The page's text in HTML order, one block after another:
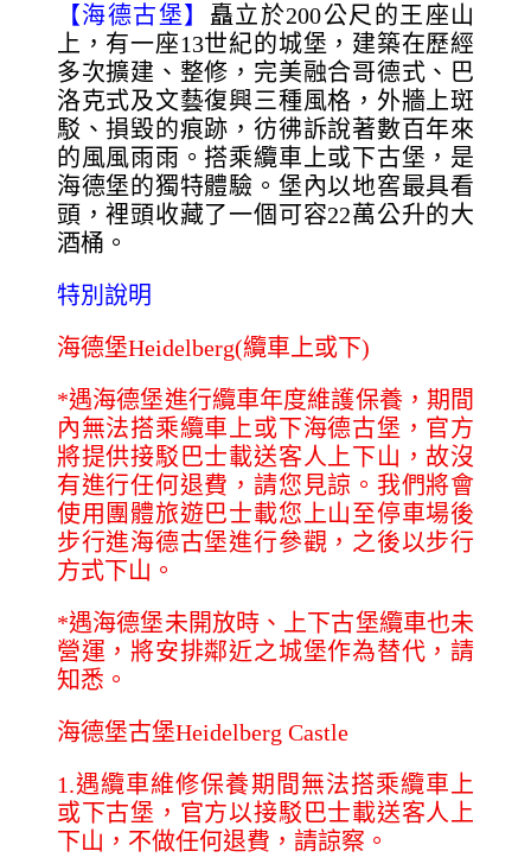
【海德古堡】 矗立於200公尺的王座山
上，有一座13世紀的城堡，建築在歷經
多次擴建、整修，完美融合哥德式、巴
洛克式及文藝復興三種風格，外牆上斑
駁、損毀的痕跡，彷彿訴說著數百年來
的風風雨雨。搭乘纜車上或下古堡，是
海德堡的獨特體驗。堡內以地窖最具看
頭，裡頭收藏了一個可容22萬公升的大
酒桶。
特別說明
海德堡Heidelberg(纜車上或下)
*遇海德堡進行纜車年度維護保養，期間
內無法搭乘纜車上或下海德古堡，官方
將提供接駁巴士載送客人上下山，故沒
有進行任何退費，請您見諒。我們將會
使用團體旅遊巴士載您上山至停車場後
步行進海德古堡進行參觀，之後以步行
方式下山。
*遇海德堡未開放時、上下古堡纜車也未
營運，將安排鄰近之城堡作為替代，請
知悉。
海德堡古堡Heidelberg Castle
1.遇纜車維修保養期間無法搭乘纜車上
或下古堡，官方以接駁巴士載送客人上
下山，不做任何退費，請諒察。